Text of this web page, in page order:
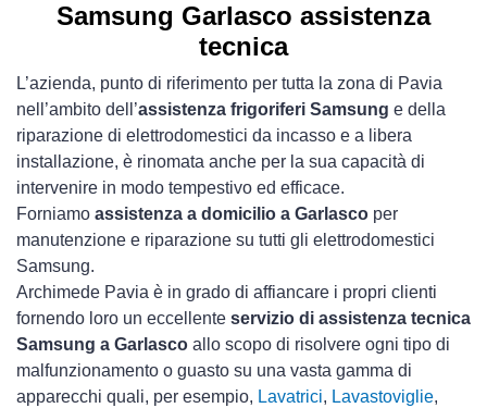
Samsung Garlasco assistenza
tecnica
L’azienda, punto di riferimento per tutta la zona di Pavia
nell’ambito dell’assistenza frigoriferi Samsung e della
riparazione di elettrodomestici da incasso e a libera
installazione, è rinomata anche per la sua capacità di
intervenire in modo tempestivo ed efficace.
Forniamo assistenza a domicilio a Garlasco per
manutenzione e riparazione su tutti gli elettrodomestici
Samsung.
Archimede Pavia è in grado di affiancare i propri clienti
fornendo loro un eccellente servizio di assistenza tecnica
Samsung a Garlasco allo scopo di risolvere ogni tipo di
malfunzionamento o guasto su una vasta gamma di
apparecchi quali, per esempio, Lavatrici, Lavastoviglie,